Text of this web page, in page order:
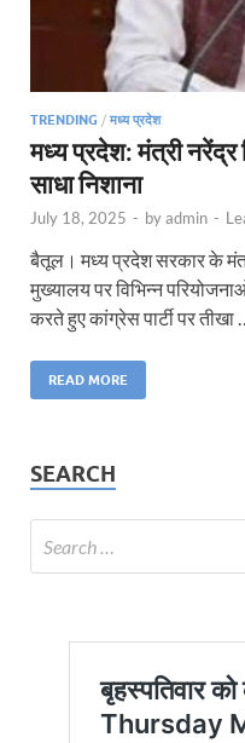
TRENDING / मध्य प्रदेश
मध्य प्रदेश: मंत्री
साधा निशाना
July 18, 2025 - byadmin -
बैतूल। मध्य प्रदेश सरकार के
मुख्यालय पर विभिन्न
करते हुए कांग्रेस पार्टी पर तीखा
READ MORE
SEARCH